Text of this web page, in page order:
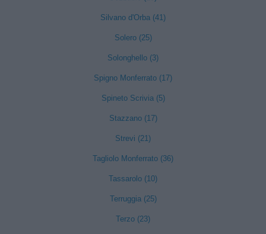
Silvano d'Orba (41)
Solero (25)
Solonghello (3)
Spigno Monferrato (17)
Spineto Scrivia (5)
Stazzano (17)
Strevi (21)
Tagliolo Monferrato (36)
Tassarolo (10)
Terruggia (25)
Terzo (23)